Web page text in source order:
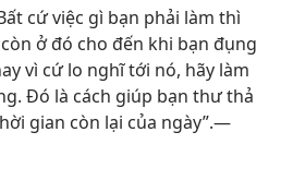
cứ việc gì bạn phải làm thì
ở đó cho đến khi bạn đụng
vì cứ lo nghĩ tới nó, hãy làm
Đó là cách giúp bạn thư thả
gian còn lại của ngày”.​—